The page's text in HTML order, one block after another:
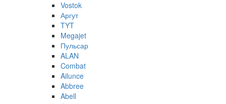
Vostok
Аргут
TYT
Megajet
Пульсар
ALAN
Combat
Ailunce
Abbree
Abell